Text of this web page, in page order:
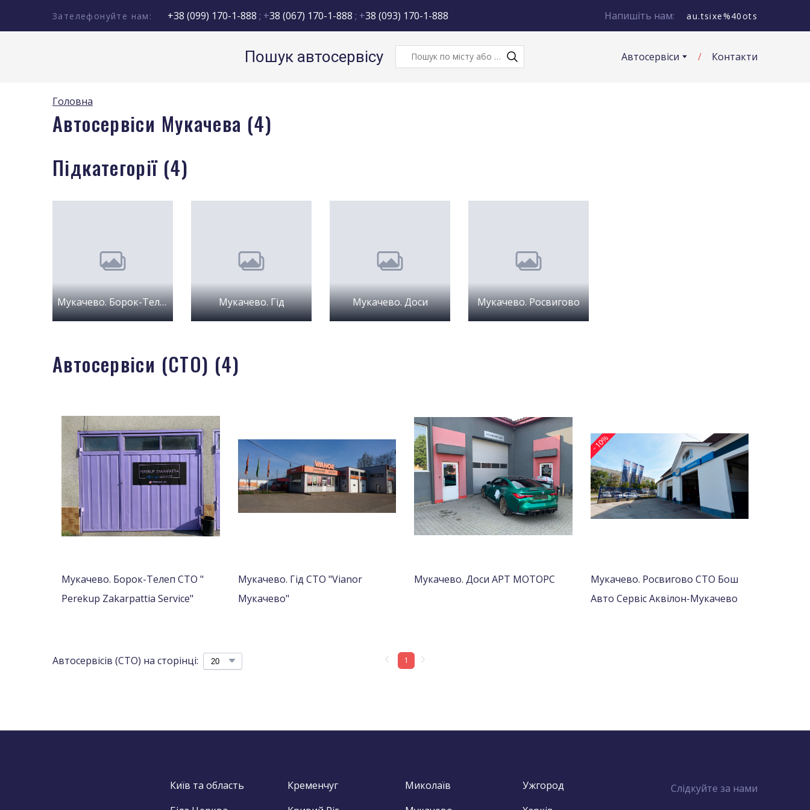
Зателефонуйте нам: +38 (099) 170-1-888 ; +38 (067) 170-1-888 ; +38 (093) 170-1-888 Напишіть нам: au.tsixe%40ots
Пошук автосервісу Автосервіси Контакти
Головна
Автосервіси Мукачева (4)
Підкатегорії (4)
Мукачево. Борок-Телеп Мукачево. Гід Мукачево. Доси Мукачево. Росвигово
Автосервіси (СТО) (4)
Мукачево. Борок-Телеп СТО "
Perekup Zakarpattia Service"
Мукачево. Гід СТО "Vianor
Мукачево"
Мукачево. Доси АРТ МОТОРС
Мукачево. Росвигово СТО Бош
Авто Сервіс Аквілон-Мукачево
Автосервісів (СТО) на сторінці: 1
Київ та область
Кременчуг
Миколаїв
Ужгород
Слідкуйте за нами